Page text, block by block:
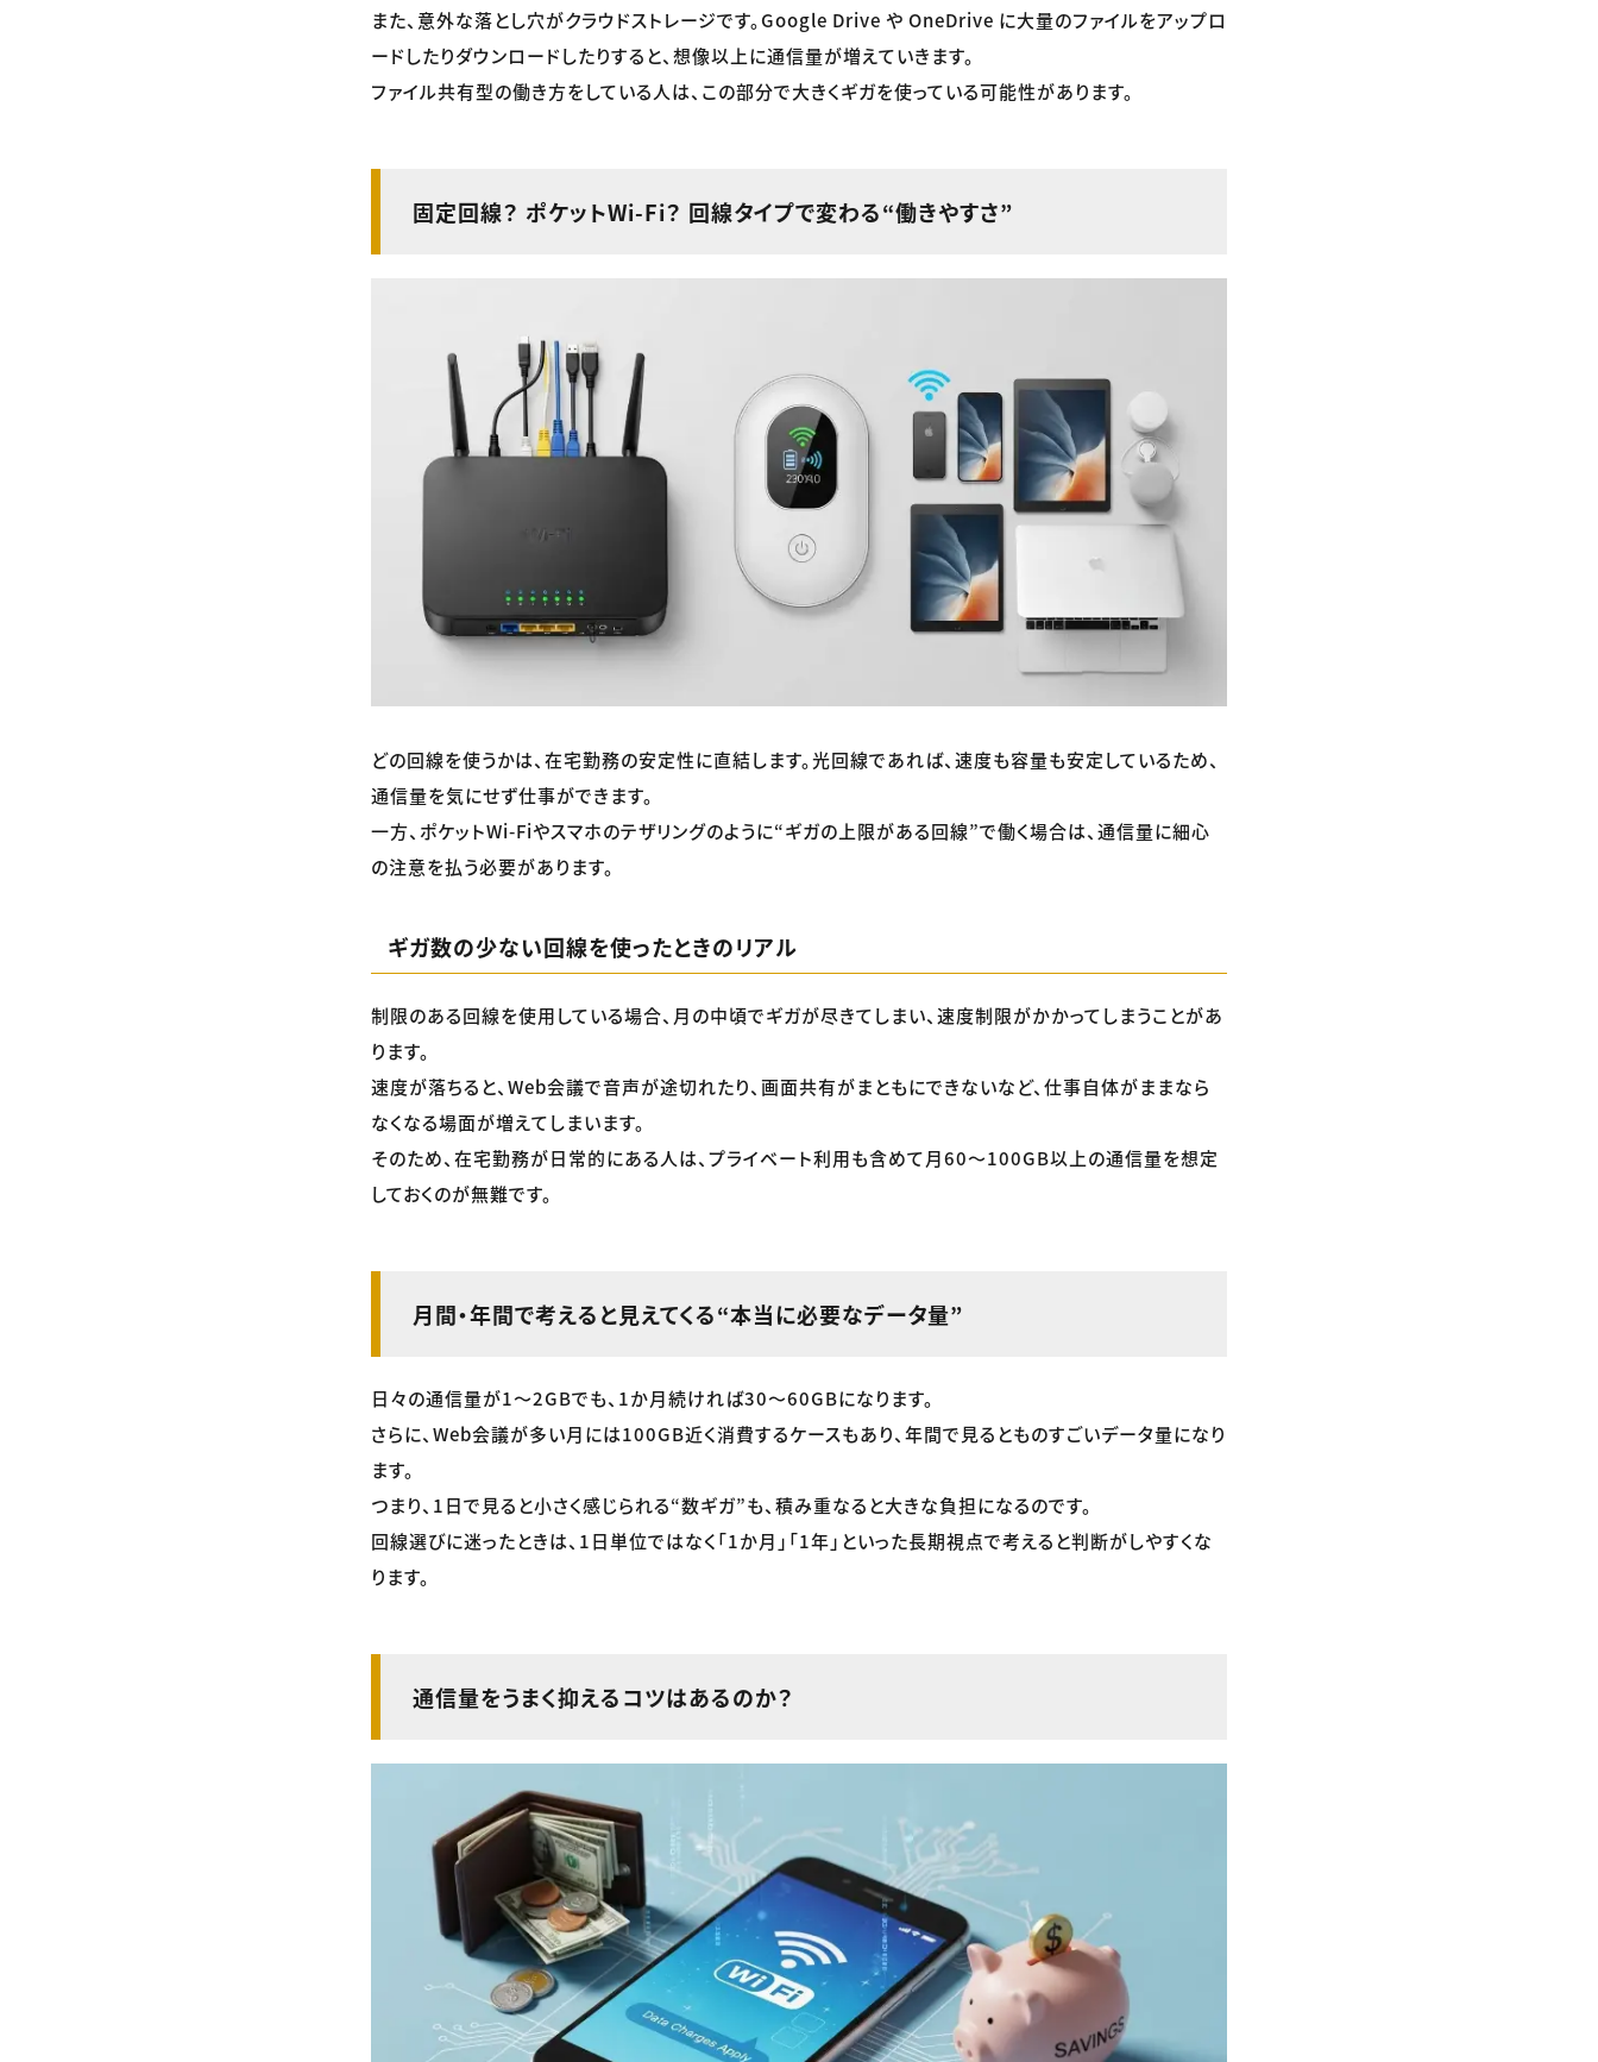
また、意外な落とし穴がクラウドストレージです。Google Drive や OneDrive に大量のファイルをアップロ
ードしたりダウンロードしたりすると、想像以上に通信量が増えていきます。
ファイル共有型の働き方をしている人は、この部分で大きくギガを使っている可能性があります。
固定回線？ ポケットWi-Fi？ 回線タイプで変わる“働きやすさ”
どの回線を使うかは、在宅勤務の安定性に直結します。光回線であれば、速度も容量も安定しているため、
通信量を気にせず仕事ができます。
一方、ポケットWi-Fiやスマホのテザリングのように“ギガの上限がある回線”で働く場合は、通信量に細心
の注意を払う必要があります。
ギガ数の少ない回線を使ったときのリアル
制限のある回線を使用している場合、月の中頃でギガが尽きてしまい、速度制限がかかってしまうことがあ
ります。
速度が落ちると、Web会議で音声が途切れたり、画面共有がまともにできないなど、仕事自体がままなら
なくなる場面が増えてしまいます。
そのため、在宅勤務が日常的にある人は、プライベート利用も含めて月60〜100GB以上の通信量を想定
しておくのが無難です。
月間・年間で考えると見えてくる“本当に必要なデータ量”
日々の通信量が1〜2GBでも、1か月続ければ30〜60GBになります。
さらに、Web会議が多い月には100GB近く消費するケースもあり、年間で見るとものすごいデータ量になり
ます。
つまり、1日で見ると小さく感じられる“数ギガ”も、積み重なると大きな負担になるのです。
回線選びに迷ったときは、1日単位ではなく「1か月」「1年」といった長期視点で考えると判断がしやすくな
ります。
通信量をうまく抑えるコツはあるのか？